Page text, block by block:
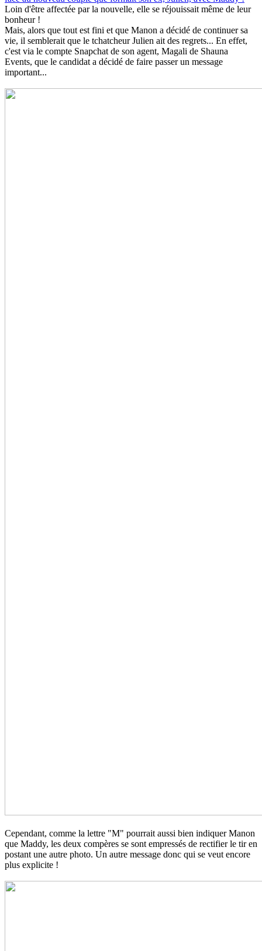
Loin d'être affectée par la nouvelle, elle se réjouissait même de leur
bonheur !
Mais, alors que tout est fini et que Manon a décidé de continuer sa
vie, il semblerait que le tchatcheur Julien ait des regrets... En effet,
c'est via le compte Snapchat de son agent, Magali de Shauna
Events, que le candidat a décidé de faire passer un message
important...
Cependant, comme la lettre "M" pourrait aussi bien indiquer Manon
que Maddy, les deux compères se sont empressés de rectifier le tir en
postant une autre photo. Un autre message donc qui se veut encore
plus explicite !